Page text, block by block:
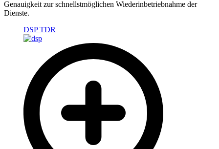
Genauigkeit zur schnellstmöglichen Wiederinbetriebnahme der
Dienste.
DSP TDR